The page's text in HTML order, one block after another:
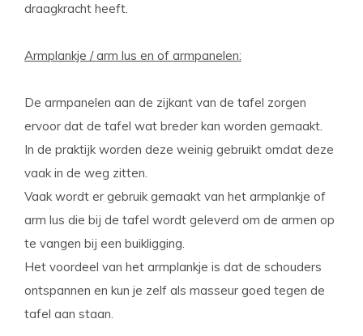
draagkracht heeft.
Armplankje / arm lus en of armpanelen:
De armpanelen aan de zijkant van de tafel zorgen
ervoor dat de tafel wat breder kan worden gemaakt.
In de praktijk worden deze weinig gebruikt omdat deze
vaak in de weg zitten.
Vaak wordt er gebruik gemaakt van het armplankje of
arm lus die bij de tafel wordt geleverd om de armen op
te vangen bij een buikligging.
Het voordeel van het armplankje is dat de schouders
ontspannen en kun je zelf als masseur goed tegen de
tafel aan staan.